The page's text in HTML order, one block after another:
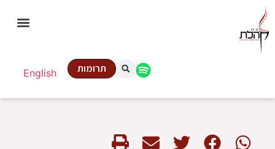
English תרומות